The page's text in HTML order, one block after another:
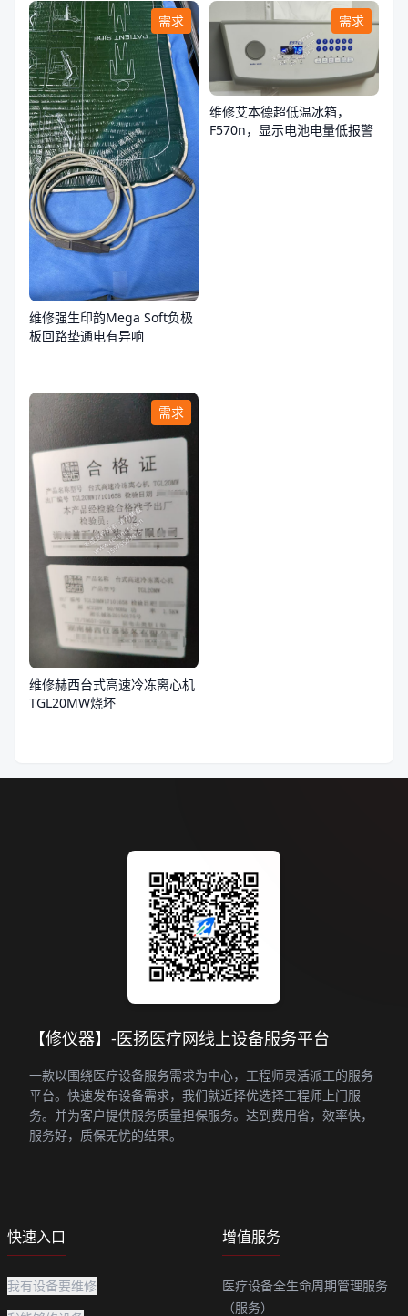
需求
维修强生印韵Mega Soft负极
板回路垫通电有异响
需求
维修艾本德超低温冰箱，
F570n，显示电池电量低报警
需求
维修赫西台式高速冷冻离心机
TGL20MW烧坏
【修仪器】-医扬医疗网线上设备服务平台
一款以围绕医疗设备服务需求为中心，工程师灵活派工的服务
平台。快速发布设备需求，我们就近择优选择工程师上门服
务。并为客户提供服务质量担保服务。达到费用省，效率快，
服务好，质保无忧的结果。
快速入口
我有设备要维修
增值服务
医疗设备全生命周期管理服务
（服务）